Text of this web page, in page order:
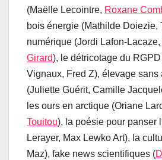
(Maëlle Lecointre, Roxane
bois énergie (Mathilde Doiezie,
numérique (Jordi Lafon-Lacaze,
Girard), le détricotage du
Vignaux, Fred Z), élevage sans
(Juliette Guérit, Camille
les ours en arctique (Oriane
Touitou), la poésie pour panser
Lerayer, Max Lewko Art), la
Maz), fake news scientifiques (